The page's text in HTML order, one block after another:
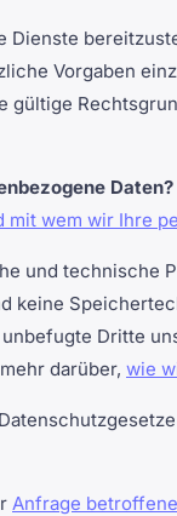
Dienste
Vorgaben
Daten?
mit wem wir Ihre
und technische
Dritte
darüber, wie
Anfrage